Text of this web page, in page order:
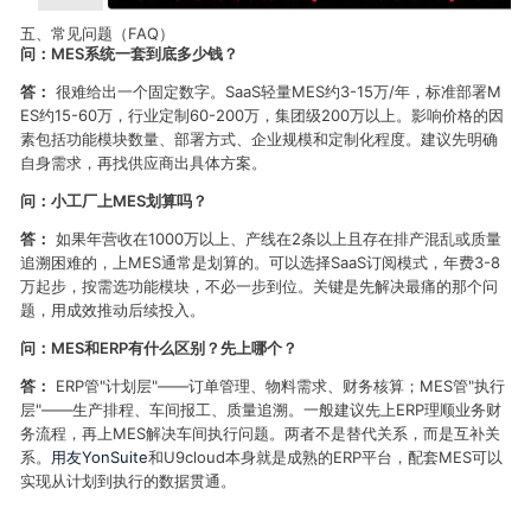
五、常见问题（FAQ）
问：MES系统一套到底多少钱？
答： 很难给出一个固定数字。SaaS轻量MES约3-15万/年，标准部署M
ES约15-60万，行业定制60-200万，集团级200万以上。影响价格的因
素包括功能模块数量、部署方式、企业规模和定制化程度。建议先明确
自身需求，再找供应商出具体方案。
问：小工厂上MES划算吗？
答： 如果年营收在1000万以上、产线在2条以上且存在排产混乱或质量
追溯困难的，上MES通常是划算的。可以选择SaaS订阅模式，年费3-8
万起步，按需选功能模块，不必一步到位。关键是先解决最痛的那个问
题，用成效推动后续投入。
问：MES和ERP有什么区别？先上哪个？
答：
ERP管"计划层"——订单管理、物料需求、财务核算；MES管"执行
层"——生产排程、车间报工、质量追溯。一般建议先上ERP理顺业务财
务流程，再上MES解决车间执行问题。两者不是替代关系，而是互补关
系。 用友YonSuite和U9cloud本身就是成熟的ERP平台，配套MES可以
实现从计划到执行的数据贯通。